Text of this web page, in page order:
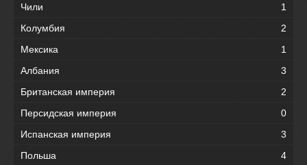
Чили
1
Колумбия
2
Мексика
1
Албания
3
Британская империя
2
Персидская империя
0
Испанская империя
3
Польша
4